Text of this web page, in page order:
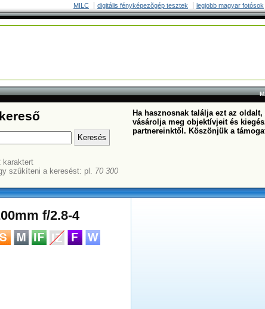
MILC digitális fényképezõgép tesztek legjobb magyar fotósok
karaktert
szűkíteni a keresést: pl. 70 300
Ha hasznosnak találja ezt az oldalt,
vásárolja meg objektívjeit és
partnereinktől. Köszönjük a
f/2.8-4